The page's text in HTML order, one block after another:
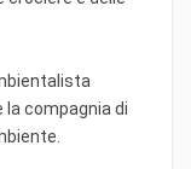
compagnia di